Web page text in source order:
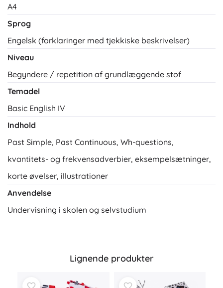
A4
Sprog
Engelsk (forklaringer med tjekkiske beskrivelser)
Niveau
Begyndere / repetition af grundlæggende stof
Temadel
Basic English IV
Indhold
Past Simple, Past Continuous, Wh-questions,
kvantitets- og frekvensadverbier, eksempelsætninger,
korte øvelser, illustrationer
Anvendelse
Undervisning i skolen og selvstudium
Lignende produkter